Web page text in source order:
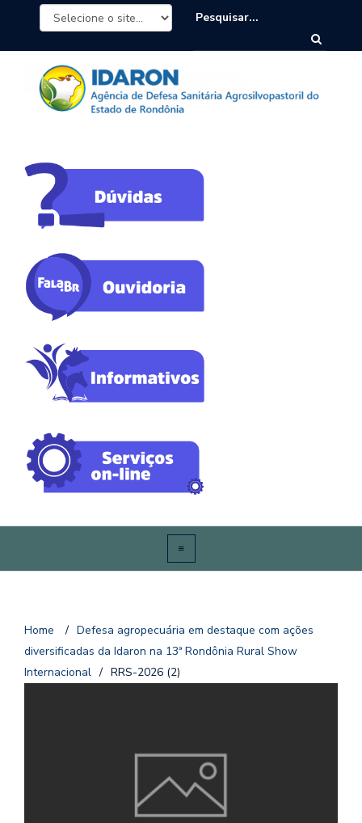
Home / Defesa agropecuária em destaque com ações
diversificadas da Idaron na 13ª Rondônia Rural Show
Internacional / RRS-2026 (2)